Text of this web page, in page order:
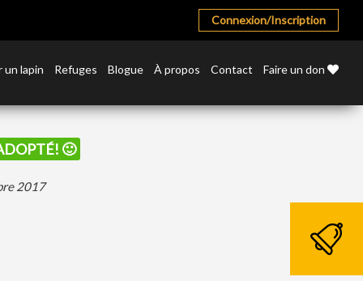
Connexion/Inscription
lapin Refuges Blogue À propos Contact Faire un don
🙂
2017